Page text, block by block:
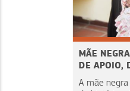
MÃE
DE APOIO,
A mãe